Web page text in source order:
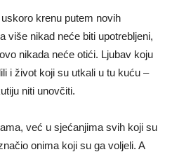
krenu putem novih
više nikad neće biti upotrebljeni,
nikada neće otići. Ljubav koju
i život koji su utkali u tu kuću –
niti unovčiti.
već u sjećanjima svih koji su
onima koji su ga voljeli. A